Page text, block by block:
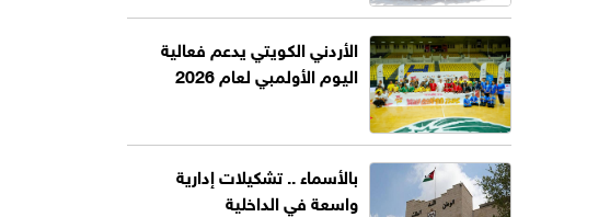
الأردني الكويتي يدعم فعالية
اليوم الأولمبي لعام 2026
بالأسماء .. تشكيلات إدارية
واسعة في الداخلية